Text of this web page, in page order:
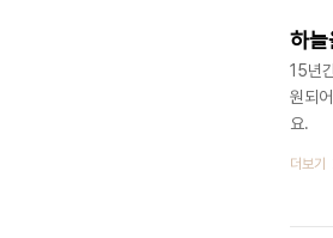
하
15년
원되
요. ​​​
더보기